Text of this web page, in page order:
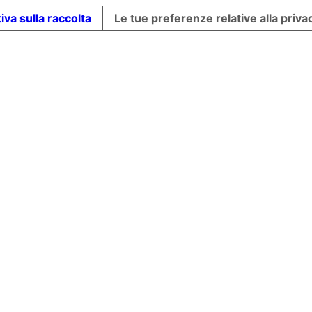
sulla raccolta Le tue preferenze relative alla